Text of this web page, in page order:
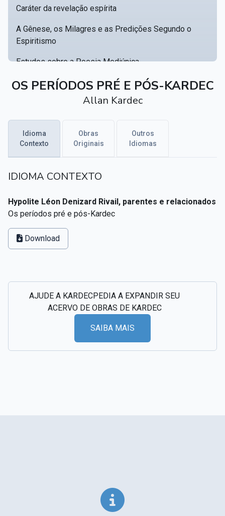
Caráter da revelação espírita
A Gênese, os Milagres e as Predições Segundo o
Espiritismo
Estudos sobre a Poesia Mediúnica
Catálogo racional de obras para se fundar uma
▸
Hippolyte Léon Denizard Rivail
Textos citados em O Livro dos Médiuns
CSI - Imagens e registros históricos do espiritismo
OS PERÍODOS PRÉ E PÓS-KARDEC
Allan Kardec
Idioma
Contexto
Obras
Originais
Outros
Idiomas
IDIOMA CONTEXTO
Hypolite Léon Denizard Rivail, parentes e relacionados
Os períodos pré e pós-Kardec
Download
AJUDE A KARDECPEDIA A EXPANDIR SEU
ACERVO DE OBRAS DE KARDEC
SAIBA MAIS